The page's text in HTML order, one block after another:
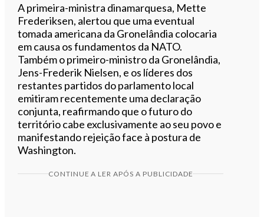
A primeira-ministra dinamarquesa, Mette
Frederiksen, alertou que uma eventual
tomada americana da Gronelândia colocaria
em causa os fundamentos da NATO.
Também o primeiro-ministro da Gronelândia,
Jens-Frederik Nielsen, e os líderes dos
restantes partidos do parlamento local
emitiram recentemente uma declaração
conjunta, reafirmando que o futuro do
território cabe exclusivamente ao seu povo e
manifestando rejeição face à postura de
Washington.
CONTINUE A LER APÓS A PUBLICIDADE